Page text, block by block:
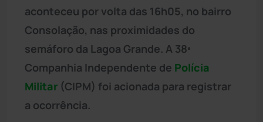
aconteceu por volta das 16h05, no bairro
Consolação, nas proximidades do
semáforo da Lagoa Grande. A 38ª
Companhia Independente de Polícia
Militar (CIPM) foi acionada para registrar
a ocorrência.